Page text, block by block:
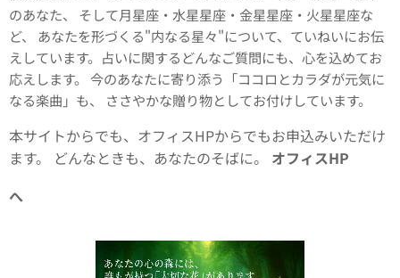
のあなた、 そして月星座・水星星座・金星星座・火星星座な
ど、 あなたを形づくる"内なる星々"について、ていねいにお伝
えしています。占いに関するどんなご質問にも、心を込めてお
応えします。 今のあなたに寄り添う「ココロとカラダが元気に
なる楽曲」も、 ささやかな贈り物としてお付けしています。
本サイトからでも、オフィスHPからでもお申込みいただけ
ます。 どんなときも、あなたのそばに。 オフィスHP
へ